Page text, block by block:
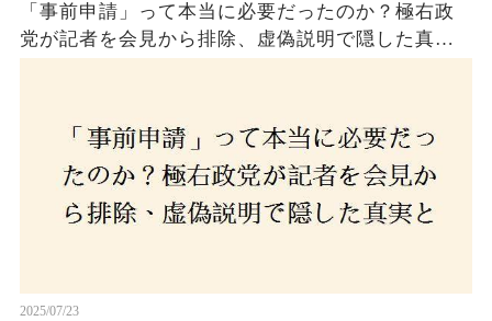
「事前申請」って本当に必要だったのか？極右政
党が記者を会見から排除、虚偽説明で隠した真実
2025/07/23